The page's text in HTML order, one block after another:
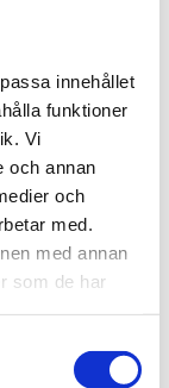
innehållet
funktioner
Vi
och annan
och
med.
med annan
som de har